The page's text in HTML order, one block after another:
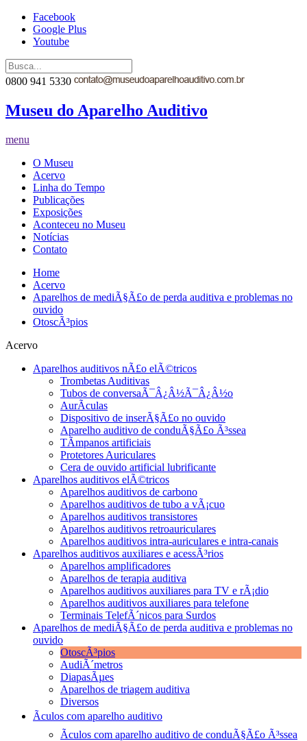
Facebook
Google Plus
Youtube
0800 941 5330
Museu do Aparelho Auditivo
menu
O Museu
Acervo
Linha do Tempo
Publicações
Exposições
Aconteceu no Museu
Notícias
Contato
Home
Acervo
Aparelhos de mediÃ§Ã£o de perda auditiva e problemas no
ouvido
OtoscÃ³pios
Acervo
Aparelhos auditivos nÃ£o elÃ©tricos
Trombetas Auditivas
Tubos de conversaÃ¯Â¿Â½Ã¯Â¿Â½o
AurÃ­culas
Dispositivo de inserÃ§Ã£o no ouvido
Aparelho auditivo de conduÃ§Ã£o Ã³ssea
TÃ­mpanos artificiais
Protetores Auriculares
Cera de ouvido artificial lubrificante
Aparelhos auditivos elÃ©tricos
Aparelhos auditivos de carbono
Aparelhos auditivos de tubo a vÃ¡cuo
Aparelhos auditivos transistores
Aparelhos auditivos retroauriculares
Aparelhos auditivos intra-auriculares e intra-canais
Aparelhos auditivos auxiliares e acessÃ³rios
Aparelhos amplificadores
Aparelhos de terapia auditiva
Aparelhos auditivos auxiliares para TV e rÃ¡dio
Aparelhos auditivos auxiliares para telefone
Terminais TelefÃ´nicos para Surdos
Aparelhos de mediÃ§Ã£o de perda auditiva e problemas no
ouvido
OtoscÃ³pios
AudiÃ´metros
DiapasÃµes
Aparelhos de triagem auditiva
Diversos
Ãculos com aparelho auditivo
Ãculos com aparelho auditivo de conduÃ§Ã£o Ã³ssea